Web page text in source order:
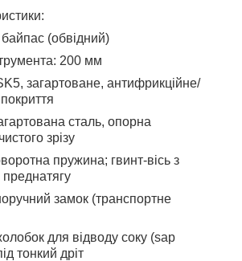
(обвідний)
200 мм
загартоване, антифрикційне/
сталь, опорна
зрізу
пружина; гвинт-вісь з
замок (транспортне
для відводу соку (sap
тонкий дріт